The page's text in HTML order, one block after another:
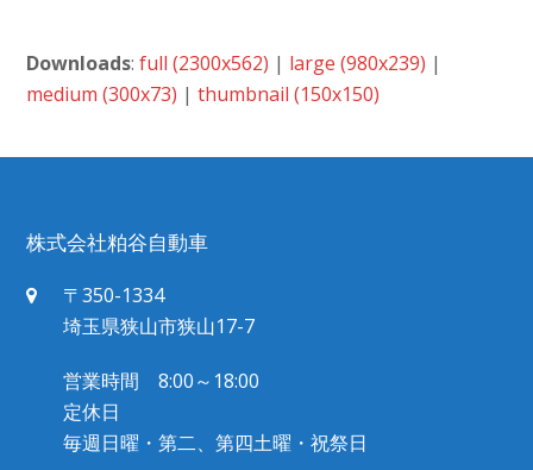
Downloads:full (2300x562) | large (980x239) |
medium (300x73) |thumbnail (150x150)
株式会社粕谷自動車
〒350-1334
埼玉県狭山市狭山17-7
営業時間 8:00～18:00
定休日
毎週日曜・第二、第四土曜・祝祭日